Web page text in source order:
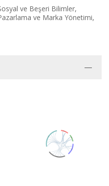
ve Beşeri Bilimler,
ve Marka Yönetimi,